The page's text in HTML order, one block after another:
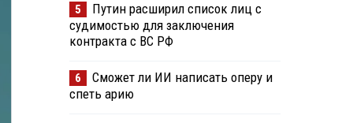
5
Путин расширил список лиц с
судимостью для заключения
контракта с ВС РФ
6
Сможет ли ИИ написать оперу и
спеть арию